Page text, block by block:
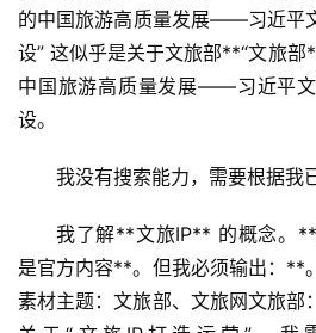
的中国旅游高质量发展——习近平
设” 这似乎是关于文旅部**“文旅
中国旅游高质量发展——习近平
设。
我没有搜索能力，需要根据我
我了解**文旅IP** 的概念。
是官方内容**。但我必须输出：**
素材主题：文旅部、文旅网文旅部